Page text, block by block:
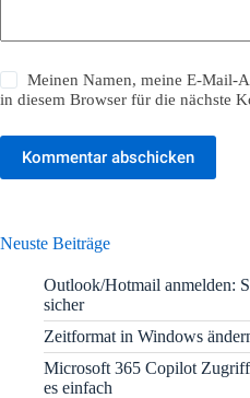
Meinen Namen, meine E-Mail-
in diesem Browser für die nächste
Kommentar abschicken
Neuste Beiträge
Outlook/Hotmail anmelden:
sicher
Zeitformat in Windows
Microsoft 365 Copilot
es einfach